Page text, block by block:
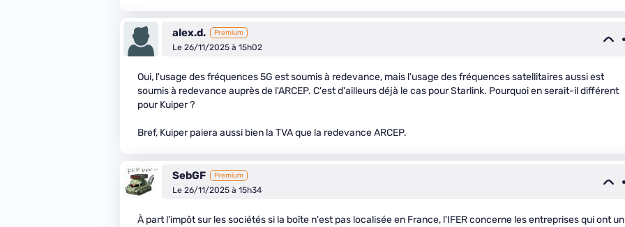
alex.d. Premium
Le 26/11/2025 à 15h02
Oui, l'usage des fréquences 5G est soumis à redevance, mais l'usage des fréquences satellitaires aussi est
soumis à redevance auprès de l'ARCEP. C'est d'ailleurs déjà le cas pour Starlink. Pourquoi en serait-il différent
pour Kuiper ?
Bref, Kuiper paiera aussi bien la TVA que la redevance ARCEP.
SebGF Premium
Le 26/11/2025 à 15h34
À part l'impôt sur les sociétés si la boîte n'est pas localisée en France, l'IFER concerne les entreprises qui ont un